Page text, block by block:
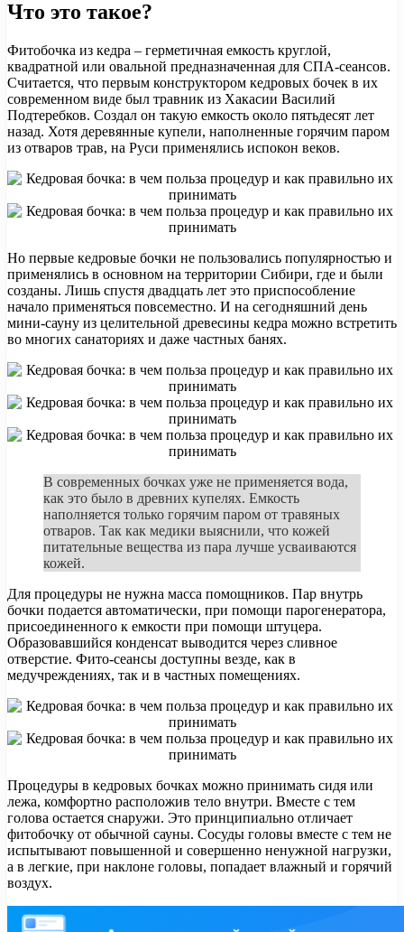
Что это такое?
Фитобочка из кедра – герметичная емкость круглой,
квадратной или овальной предназначенная для СПА-сеансов.
Считается, что первым конструктором кедровых бочек в их
современном виде был травник из Хакасии Василий
Подтеребков. Создал он такую емкость около пятьдесят лет
назад. Хотя деревянные купели, наполненные горячим паром
из отваров трав, на Руси применялись испокон веков.
Но первые кедровые бочки не пользовались популярностью и
применялись в основном на территории Сибири, где и были
созданы. Лишь спустя двадцать лет это приспособление
начало применяться повсеместно. И на сегодняшний день
мини-сауну из целительной древесины кедра можно встретить
во многих санаториях и даже частных банях.
В современных бочках уже не применяется вода,
как это было в древних купелях. Емкость
наполняется только горячим паром от травяных
отваров. Так как медики выяснили, что кожей
питательные вещества из пара лучше усваиваются
кожей.
Для процедуры не нужна масса помощников. Пар внутрь
бочки подается автоматически, при помощи парогенератора,
присоединенного к емкости при помощи штуцера.
Образовавшийся конденсат выводится через сливное
отверстие. Фито-сеансы доступны везде, как в
медучреждениях, так и в частных помещениях.
Процедуры в кедровых бочках можно принимать сидя или
лежа, комфортно расположив тело внутри. Вместе с тем
голова остается снаружи. Это принципиально отличает
фитобочку от обычной сауны. Сосуды головы вместе с тем не
испытывают повышенной и совершенно ненужной нагрузки,
а в легкие, при наклоне головы, попадает влажный и горячий
воздух.